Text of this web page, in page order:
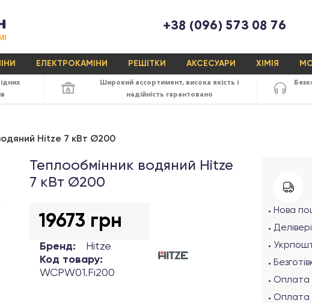
+38 (096) 573 08 76
ЕЛЕКТРОКАМІНИ РЕШІТКИ АКСЕСУАРИ ХІМІЯ
Широкий ассортимент, висока якість і
надійність гарантовано
Нitze 7 кВт Ø200
Теплообмінник водяний Нitze
7 кВт Ø200
19673 грн
Бренд:
Hitze
Код товару:
WCPW01.Fi200
Нова
Делівері
Оплата
Оплата